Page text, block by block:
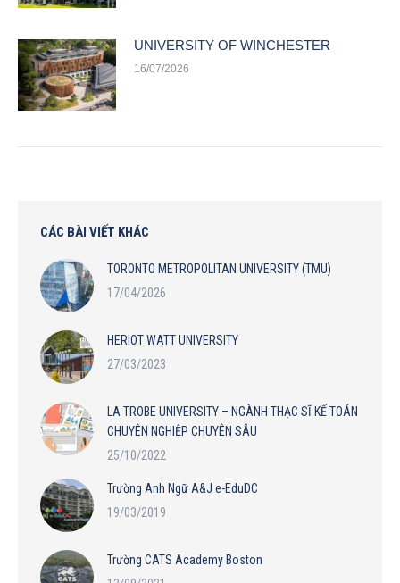
UNIVERSITY OF WINCHESTER
16/07/2026
CÁC BÀI VIẾT KHÁC
TORONTO METROPOLITAN UNIVERSITY (TMU)
17/04/2026
HERIOT WATT UNIVERSITY
27/03/2023
LA TROBE UNIVERSITY – NGÀNH THẠC SĨ KẾ TOÁN
CHUYÊN NGHIỆP CHUYÊN SÂU
25/10/2022
Trường Anh Ngữ A&J e-EduDC
19/03/2019
Trường CATS Academy Boston